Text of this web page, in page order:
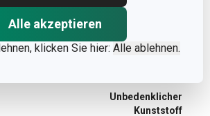
Alle akzeptieren
klicken Sie hier: Alle ablehnen.
Unbedenklicher
Kunststoff